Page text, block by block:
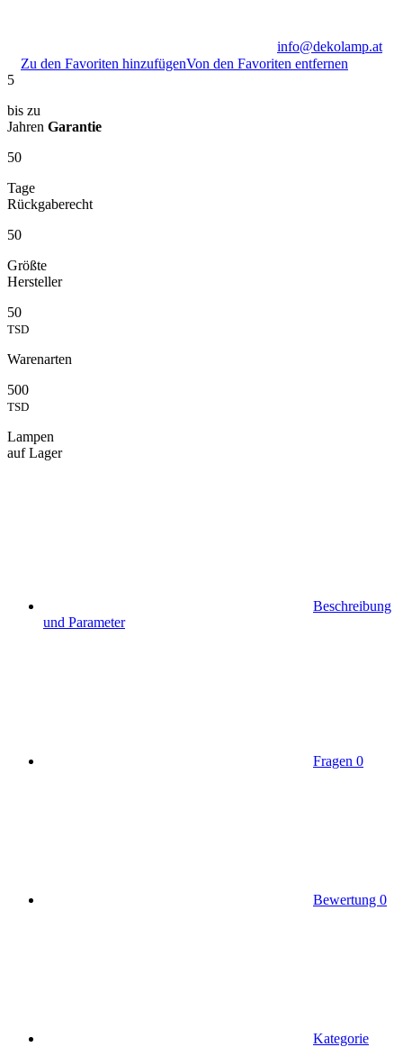
info@dekolamp.at
Zu den Favoriten hinzufügenVon den Favoriten entfernen
5
bis zu
Jahren Garantie
50
Tage
Rückgaberecht
50
Größte
Hersteller
50
TSD
Warenarten
500
TSD
Lampen
auf Lager
Beschreibung
und Parameter
Fragen 0
Bewertung 0
Kategorie